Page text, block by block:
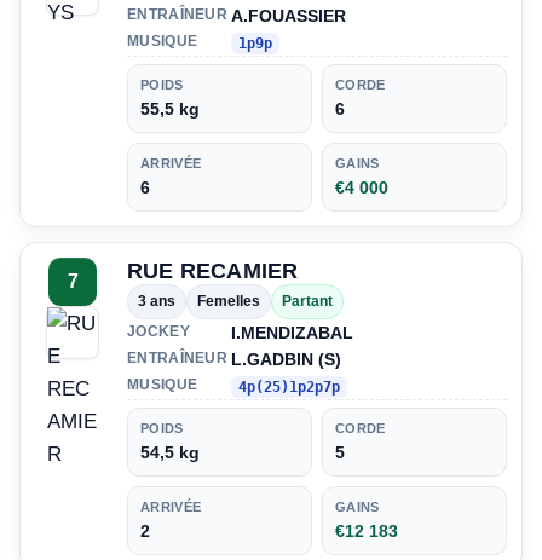
ENTRAÎNEUR A.FOUASSIER
MUSIQUE 1p9p
POIDS
55,5 kg
CORDE
6
ARRIVÉE
6
GAINS
€4 000
7 RUE RECAMIER
3 ans Femelles
Partant
JOCKEY
I.MENDIZABAL
ENTRAÎNEUR L.GADBIN (S)
MUSIQUE 4p(25)1p2p7p
POIDS
54,5 kg
CORDE
5
ARRIVÉE
2
GAINS
€12 183